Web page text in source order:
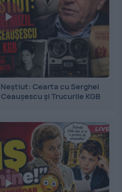
Cearta cu Serghei
și Trucurile KGB